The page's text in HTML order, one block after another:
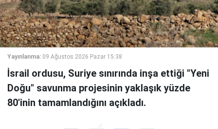
Yayınlanma: 09 Ağustos 2026 Pazar 15:38
İsrail ordusu, Suriye sınırında inşa ettiği "Yeni
Doğu" savunma projesinin yaklaşık yüzde
80'inin tamamlandığını açıkladı.